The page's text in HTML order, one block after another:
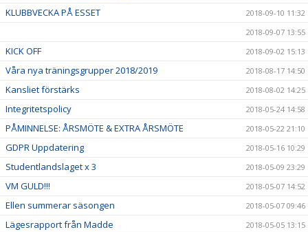
KLUBBVECKA PÅ ESSET
2018-09-10 11:32
2018-09-07 13:55
KICK OFF 2018-09-02 15:13
Våra nya träningsgrupper 2018/2019 2018-08-17 14:50
Kansliet förstärks 2018-08-02 14:25
Integritetspolicy 2018-05-24 14:58
PÅMINNELSE: ÅRSMÖTE & EXTRA ÅRSMÖTE 2018-05-22 21:10
GDPR Uppdatering 2018-05-16 10:29
Studentlandslaget x 3 2018-05-09 23:29
VM GULD!!! 2018-05-07 14:52
Ellen summerar säsongen 2018-05-07 09:46
Lägesrapport från Madde 2018-05-05 13:15